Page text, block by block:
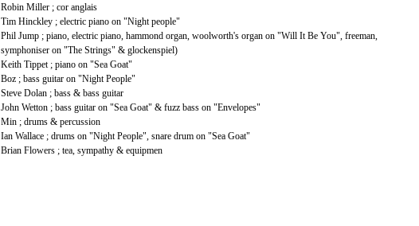
Robin Miller ; cor anglais
Tim Hinckley ; electric piano on "Night people"
Phil Jump ; piano, electric piano, hammond organ, woolworth's organ on "Will It Be You", freeman,
symphoniser on "The Strings" & glockenspiel)
Keith Tippet ; piano on "Sea Goat"
Boz ; bass guitar on "Night People"
Steve Dolan ; bass & bass guitar
John Wetton ; bass guitar on "Sea Goat" & fuzz bass on "Envelopes"
Min ; drums & percussion
Ian Wallace ; drums on "Night People", snare drum on "Sea Goat"
Brian Flowers ; tea, sympathy & equipmen